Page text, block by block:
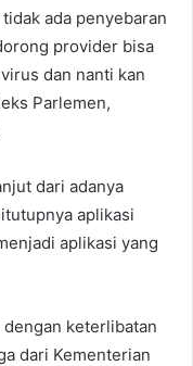
ada penyebaran
provider bisa
dan nanti kan
Parlemen,
dari adanya
aplikasi
aplikasi yang
keterlibatan
dari Kementerian